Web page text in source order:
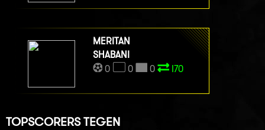
MERITAN
SHABANI
0
0 0 I70
TOPSCORERS TEGEN